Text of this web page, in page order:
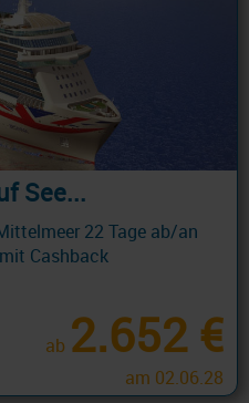
See...
22 Tage ab/an
Cashback
ab 2.652 €
am 02.06.28